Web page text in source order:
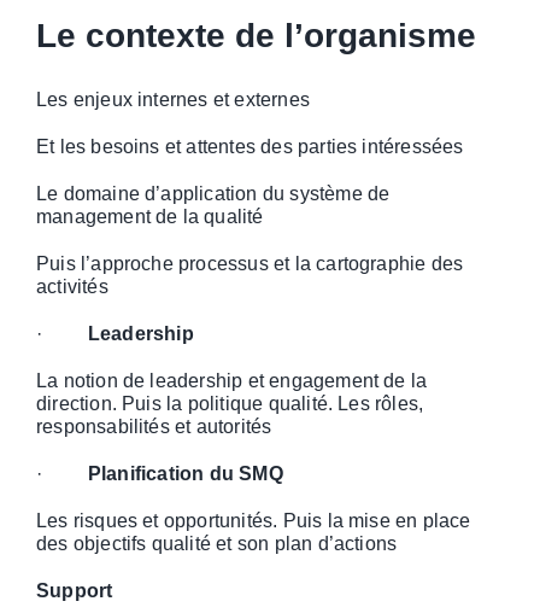
Le contexte de l’organisme
Les enjeux internes et externes
Et les besoins et attentes des parties intéressées
Le domaine d’application du système de
management de la qualité
Puis l’approche processus et la cartographie des
activités
· Leadership
La notion de leadership et engagement de la
direction. Puis la politique qualité. Les rôles,
responsabilités et autorités
· Planification du SMQ
Les risques et opportunités. Puis la mise en place
des objectifs qualité et son plan d’actions
Support